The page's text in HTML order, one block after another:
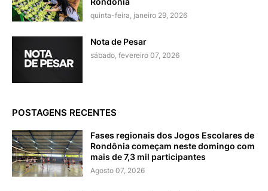
quinta-feira, janeiro 29, 2026
Nota de Pesar
sábado, fevereiro 07, 2026
POSTAGENS RECENTES
Fases regionais dos Jogos Escolares de
Rondônia começam neste domingo com
mais de 7,3 mil participantes
Agosto 07, 2026